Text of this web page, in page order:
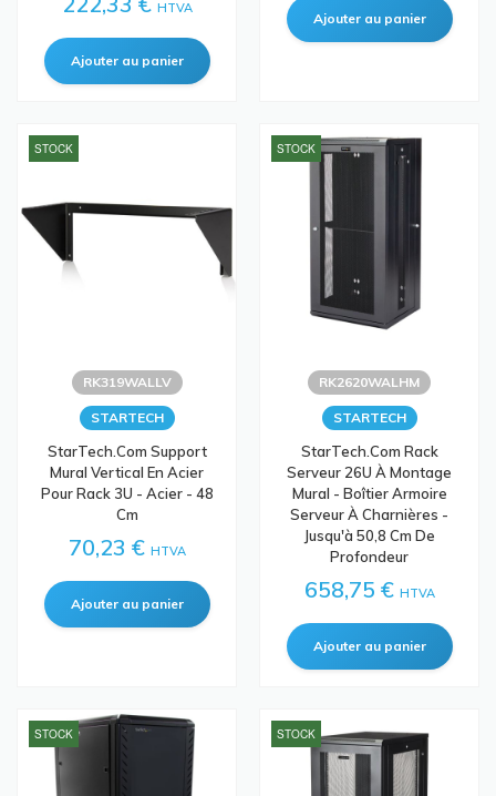
HTVA
STOCK
RK319WALLV
STARTECH
StarTech.com Support
Mural Vertical En Acier
Pour Rack 3U - Acier - 48
Cm
70,23 € HTVA
STOCK
RK2620WALHM
STARTECH
StarTech.com Rack
Serveur 26U À Montage
Mural - Boîtier Armoire
Serveur À Charnières -
Jusqu'à 50,8 Cm De
Profondeur
658,75 € HTVA
STOCK STOCK